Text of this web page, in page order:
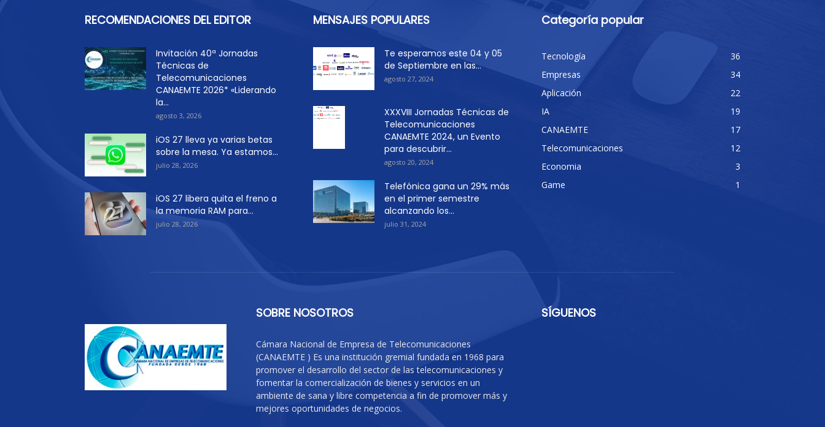
RECOMENDACIONES DEL EDITOR
Invitación 40ª Jornadas
Técnicas de
Telecomunicaciones
CANAEMTE 2026* «Liderando
la...
agosto 3, 2026
iOS 27 lleva ya varias betas
sobre la mesa. Ya estamos...
julio 28, 2026
iOS 27 libera quita el freno a
la memoria RAM para...
julio 28, 2026
MENSAJES POPULARES
Te esperamos este 04 y 05
de Septiembre en las...
agosto 27, 2024
XXXVIII Jornadas Técnicas de
Telecomunicaciones
CANAEMTE 2024, un Evento
para descubrir...
agosto 20, 2024
Telefónica gana un 29% más
en el primer semestre
alcanzando los...
julio 31, 2024
Categoría popular
Tecnología
36
Empresas
34
Aplicación
22
IA
19
CANAEMTE
17
Telecomunicaciones
12
Economia
3
Game
1
SOBRE NOSOTROS
Cámara Nacional de Empresa de Telecomunicaciones
(CANAEMTE ) Es una institución gremial fundada en 1968 para
promover el desarrollo del sector de las telecomunicaciones y
fomentar la comercialización de bienes y servicios en un
ambiente de sana y libre competencia a fin de promover más y
mejores oportunidades de negocios.
SÍGUENOS